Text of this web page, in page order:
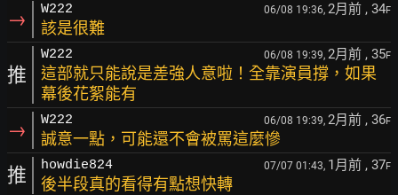
→ W222 06/08 19:36, 2月前 , 34F
該是很難
推
W222 06/08 19:39, 2月前 , 35F
這部就只能說是差強人意啦！全靠演員撐，如果
幕後花絮能有
→ W222 06/08 19:39, 2月前 , 36F
誠意一點，可能還不會被罵這麼慘
推 howdie824 07/07 01:43, 1月前 , 37F
後半段真的看得有點想快轉